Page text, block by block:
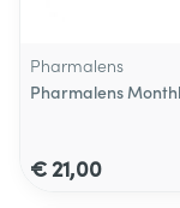
Pharmalens
Pharmalens
€ 21,00